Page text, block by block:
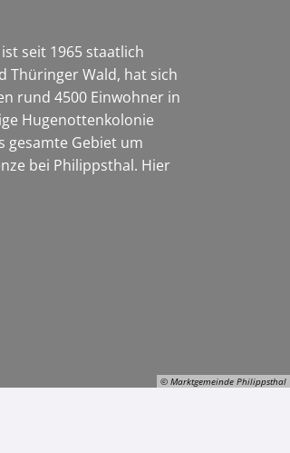
© Marktgemeinde Philippsthal
seit 1965 staatlich
Thüringer Wald, hat sich
rund 4500 Einwohner in
Hugenottenkolonie
gesamte Gebiet um
bei Philippsthal. Hier